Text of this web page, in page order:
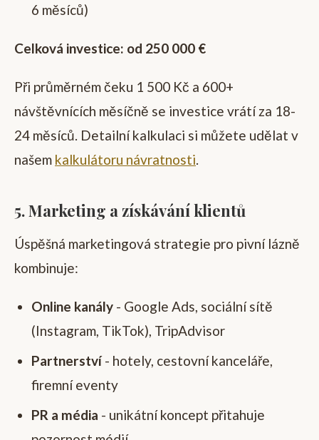
6 měsíců)
Celková investice: od 250 000 €
Při průměrném čeku 1 500 Kč a 600+
návštěvnících měsíčně se investice vrátí za 18-
24 měsíců. Detailní kalkulaci si můžete udělat v
našem kalkulátoru návratnosti.
5. Marketing a získávání klientů
Úspěšná marketingová strategie pro pivní lázně
kombinuje:
Online kanály - Google Ads, sociální sítě
(Instagram, TikTok), TripAdvisor
Partnerství- hotely, cestovní kanceláře,
firemní eventy
PR a média - unikátní koncept přitahuje